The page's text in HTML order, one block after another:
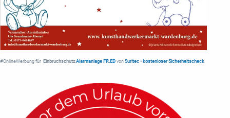
#OnlineWerbung für Einbruchschutz Alarmanlage FR.ED von Suritec • kostenloser Sicherheitscheck